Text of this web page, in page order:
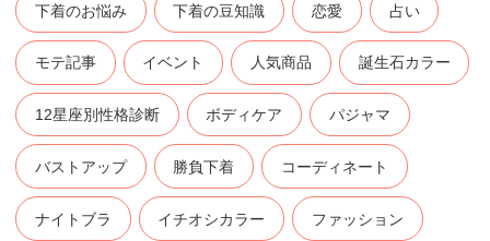
下着のお悩み 下着の豆知識 恋愛 占い
モテ記事 イベント 人気商品 誕生石カラー
12星座別性格診断 ボディケア パジャマ
バストアップ 勝負下着 コーディネート
ナイトブラ イチオシカラー ファッション